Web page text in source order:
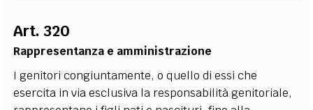
Art. 320
Rappresentanza e amministrazione
I genitori congiuntamente, o quello di essi che
esercita in via esclusiva la responsabilità genitoriale,